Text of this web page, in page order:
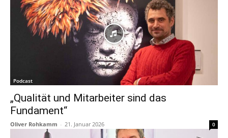
Podcast
„Qualität und Mitarbeiter sind das
Fundament“
Oliver Rohkamm - 21. Januar 2026 0